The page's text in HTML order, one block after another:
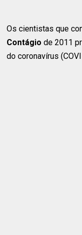
Os cientistas que
Contágio de 2011
do coronavírus